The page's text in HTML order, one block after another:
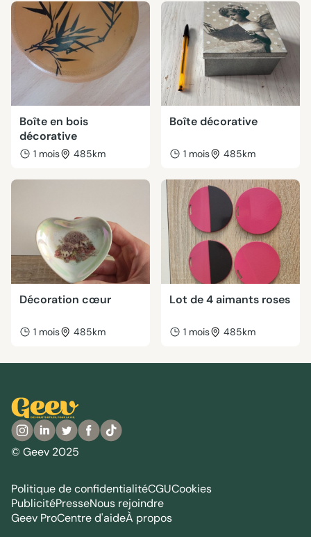
Boîte en bois
décorative
1 mois 485km
Boîte décorative
1 mois 485km
Décoration cœur
1 mois 485km
Lot de 4 aimants roses
1 mois 485km
© Geev 2025
Politique de confidentialitéCGUCookies
PublicitéPresseNous rejoindre
Geev ProCentre d'aideÀ propos